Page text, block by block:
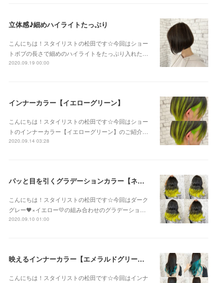
立体感♪細めハイライトたっぷり
こんにちは！スタイリストの松田です☆今回はショー
トボブの長さで細めのハイライトをたっぷり入れた…
2020.09.19 00:00
インナーカラー【イエローグリーン】
こんにちは！スタイリストの松田です☆今回はショー
トのインナーカラー【イエローグリーン】のご紹介…
2020.09.14 03:28
パッと目を引くグラデーションカラー【ネオンイエロー】
こんにちは！スタイリストの松田です☆今回はダーク
グレー🖤×イエロー💛の組み合わせのグラデーショ…
2020.09.10 01:00
映えるインナーカラー【エメラルドグリーン】
こんにちは！スタイリストの松田です☆今回はインナ